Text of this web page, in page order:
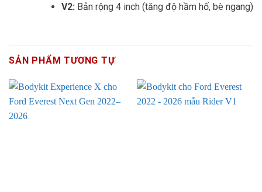
V2: Bản rộng 4 inch (tăng độ hầm hố, bè ngang)
SẢN PHẨM TƯƠNG TỰ